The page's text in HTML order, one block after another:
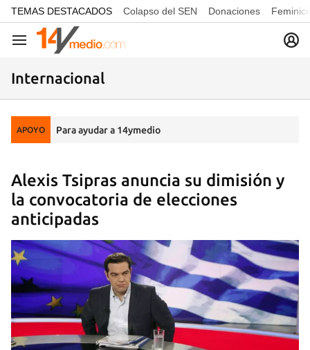
common.go-to-content
TEMAS DESTACADOS Colapso del SEN Donaciones
Navegación
Internacional
APOYO Para ayudar a 14ymedio
Alexis Tsipras anuncia su dimisión y
la convocatoria de elecciones
anticipadas